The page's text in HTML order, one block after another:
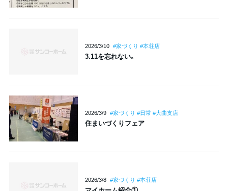
2026/3/10 #家づくり #本荘店
3.11を忘れない。
2026/3/9 #家づくり #日常 #大曲支店
住まいづくりフェア
2026/3/8 #家づくり #本荘店